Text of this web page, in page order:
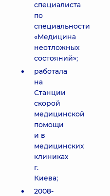
специалиста
по
специальности
«Медицина
неотложных
состояний»;
работала
на
Станции
скорой
медицинской
помощи
и в
медицинских
клиниках
г.
Киева;
2008-